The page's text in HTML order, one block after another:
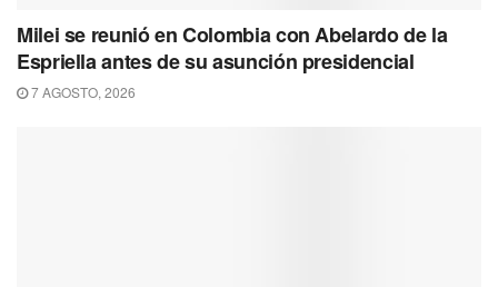
Milei se reunió en Colombia con Abelardo de la
Espriella antes de su asunción presidencial
7 AGOSTO, 2026